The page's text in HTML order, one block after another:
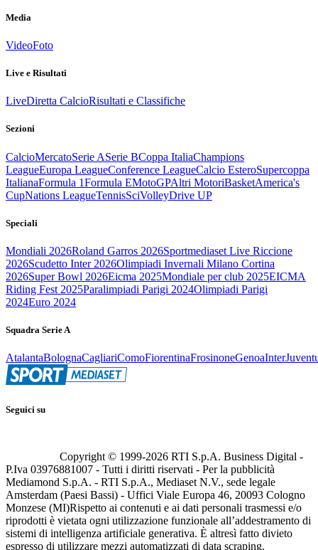
Media
VideoFoto
Live e Risultati
LiveDiretta CalcioRisultati e Classifiche
Sezioni
CalcioMercatoSerie ASerie BCoppa ItaliaChampions
LeagueEuropa LeagueConference LeagueCalcio EsteroSupercoppa
ItalianaFormula 1Formula EMotoGPAltri MotoriBasketAmerica's
CupNations LeagueTennisSciVolleyDrive UP
Speciali
Mondiali 2026Roland Garros 2026Sportmediaset Live Riccione
2026Scudetto Inter 2026Olimpiadi Invernali Milano Cortina
2026Super Bowl 2026Eicma 2025Mondiale per club 2025EICMA
Riding Fest 2025Paralimpiadi Parigi 2024Olimpiadi Parigi
2024Euro 2024
Squadra Serie A
AtalantaBolognaCagliariComoFiorentinaFrosinoneGenoaInter
Seguici su
Copyright © 1999-2026 RTI S.p.A. Business Digital -
P.Iva 03976881007 - Tutti i diritti riservati - Per la pubblicità
Mediamond S.p.A. - RTI S.p.A., Mediaset N.V., sede legale
Amsterdam (Paesi Bassi) - Uffici Viale Europa 46, 20093 Cologno
Monzese (MI)Rispetto ai contenuti e ai dati personali trasmessi e/o
riprodotti è vietata ogni utilizzazione funzionale all’addestramento di
sistemi di intelligenza artificiale generativa. È altresì fatto divieto
espresso di utilizzare mezzi automatizzati di data scraping.